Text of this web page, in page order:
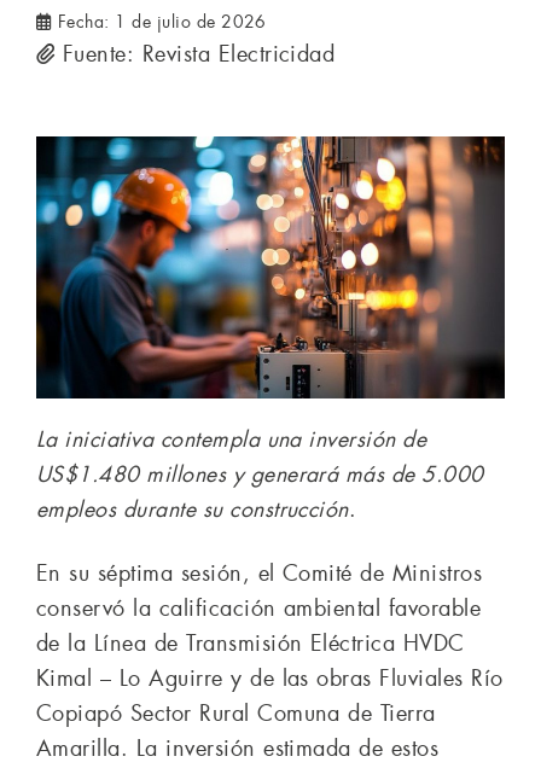
Fecha: 1 de julio de 2026
Fuente: Revista Electricidad
La iniciativa contempla una inversión de
US$1.480 millones y generará más de 5.000
empleos durante su construcción.
En su séptima sesión, el Comité de Ministros
conservó la calificación ambiental favorable
de la Línea de Transmisión Eléctrica HVDC
Kimal – Lo Aguirre y de las obras Fluviales Río
Copiapó Sector Rural Comuna de Tierra
Amarilla. La inversión estimada de estos